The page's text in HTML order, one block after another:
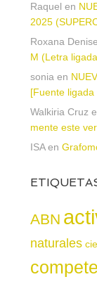
Raquel en
2025
Roxana Denise
M (Letra
sonia en
[Fuente
Walkiria Cruz
mente este
ISAen
ABN
naturales